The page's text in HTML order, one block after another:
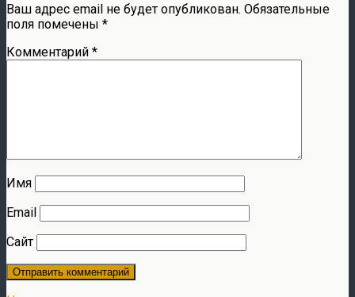
Ваш адрес email не будет опубликован. Обязательные
поля помечены *
Комментарий *
Имя
Email
Сайт